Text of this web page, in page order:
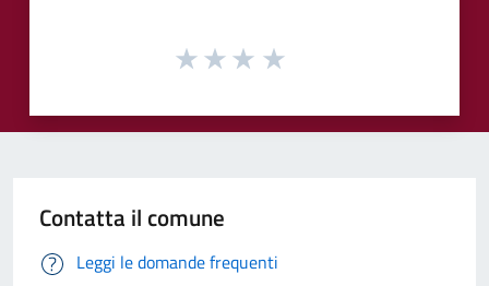
Contatta il comune
Leggi le domande frequenti